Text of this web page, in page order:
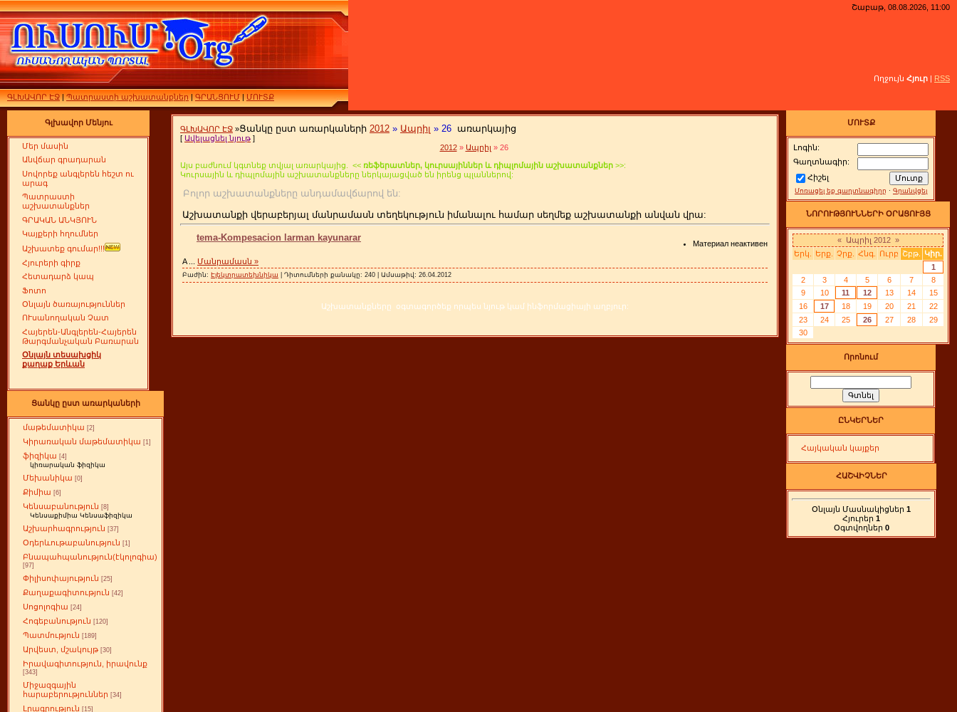
ԳԼԽԱՎՈՐ ԷՋ|Պատրաստի աշխատանքներ|ԳՐԱՆՑՈՒՄ|ՄՈՒՏՔ
Շաբաթ, 08.08.2026, 11:00
Ողջույն Հյուր | RSS
Գլխավոր Մենյու
Մեր մասին
Անվճար գրադարան
Սովորեք անգլերեն հեշտ ու
արագ
Պատրաստի
աշխատանքներ
ԳՐԱԿԱՆ ԱՆԿՅՈՒՆ
Կայքերի հղումներ
Աշխատեք գումար!!!
Հյուրերի գիրք
Հետադարձ կապ
Ֆոտո
Օնլայն ծառայություններ
ՈՒսանողական Չատ
Հայերեն-Անգլերեն-Հայերեն
Թարգմանչական Բառարան
Օնլայն տեսախցիկ
քաղաք Երևան
Ցանկը ըստ առարկաների
մաթեմատիկա [2]
Կիրառական մաթեմատիկա [1]
ֆիզիկա [4]
կիռարական ֆիզիկա
Մեխանիկա [0]
Քիմիա [6]
Կենսաբանություն [8]
Կենսաքիմիա Կենսաֆիզիկա
Աշխարհագրություն [37]
Օդերևութաբանություն [1]
Բնապահպանություն(էկոլոգիա)
[97]
Փիլիսոփայություն [25]
Քաղաքագիտություն [42]
Սոցոլոգիա [24]
Հոգեբանություն [120]
Պատմություն [189]
Արվեստ, մշակույթ [30]
Իրավագիտություն, իրավունք
[343]
Միջազգային
հարաբերություններ [34]
Լրագրություն [15]
ԳԼԽԱՎՈՐ ԷՋ »Ցանկը ըստ առարկաների 2012 » Ապրիլ » 26 առարկայից
[ Ավելացնել նյութ]
2012 » Ապրիլ » 26
Այս բաժնում կգտնեք տվյալ առարկայից. << ռեֆերատներ, կուրսայիններ և դիպլոմային աշխատանքներ >>:
Կուրսային և դիպլոմային աշխատանքները ներկայացված են իրենց պլաններով:
Բոլոր աշխատանքները անդամավճարով են:
Աշխատանքի վերաբերյալ մանրամասն տեղեկություն իմանալու համար սեղմեք աշխատանքի անվան վրա:
Материал неактивен
tema-Kompesacion larman kayunarar
A Մանրամասն »
Բաժին: Էլեկտրատեխնիկա | Դիտումների քանակը: 240 | Ամսաթիվ: 26.04.2012
Աշխատանքները օգտագործեք որպես նյութ կամ ինֆորմացիայի աղբյուր:
ՄՈՒՏՔ
Լոգին:
Գաղտնագիր:
Հիշել
Մոռացել եք գաղտնագիրը · Գրանվցել
ՆՈՐՈՒԹՅՈՒՆՆԵՐԻ ՕՐԱՑՈՒՅՑ
« Ապրիլ 2012 »
Երկ.
Երք. Չրք. Հնգ. Ուրբ Շբթ.
Կիր.
1
2
3 4 5 6 7
8
9
10 11 12 13 14
15
16
17 18 19 20 21
22
23
24 25 26 27 28
29
30
Որոնում
ԸՆԿԵՐՆԵՐ
Հայկական կայքեր
ՀԱՇՎԻՉՆԵՐ
Օնլայն Մասնակիցներ 1
Հյուրեր 1
Օգտվողներ 0